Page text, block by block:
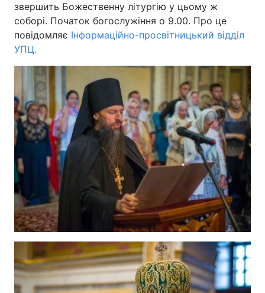
звершить Божественну літургію у цьому ж
соборі. Початок богослужіння о 9.00. Про це
повідомляє Інформаційно-просвітницький відділ
УПЦ.